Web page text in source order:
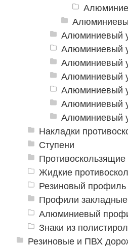
Алюминиевый
Алюминиевый
Алюминиевый
Алюминиевый
Алюминиевый
Алюминиевый
Алюминиевый
Накладки
Ступени
Жидкие
Резиновый профиль
Профили закладные
Алюминиевый
Знаки из
Резиновые и ПВХ